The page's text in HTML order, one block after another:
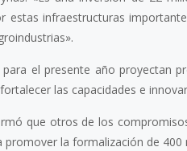
estas infraestructuras
el presente año proyectan
las capacidades e
que otros de los
promover la formalización de